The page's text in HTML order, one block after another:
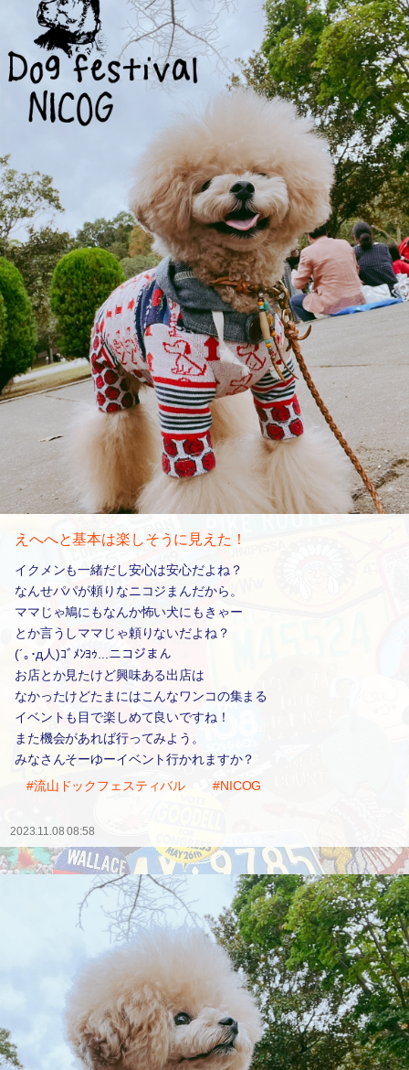
えへへと基本は楽しそうに見えた！
イクメンも一緒だし安心は安心だよね？
なんせパパが頼りなニコジまんだから。
ママじゃ鳩にもなんか怖い犬にもきゃー
とか言うしママじゃ頼りないだよね？
(´｡･д人)ｺﾞﾒﾝﾖｩ...ニコジまん
お店とか見たけど興味ある出店は
なかったけどたまにはこんなワンコの集まる
イベントも目で楽しめて良いですね！
また機会があれば行ってみよう。
みなさんそーゆーイベント行かれますか？
#流山ドックフェスティバル
#NICOG
2023.11.08 08:58